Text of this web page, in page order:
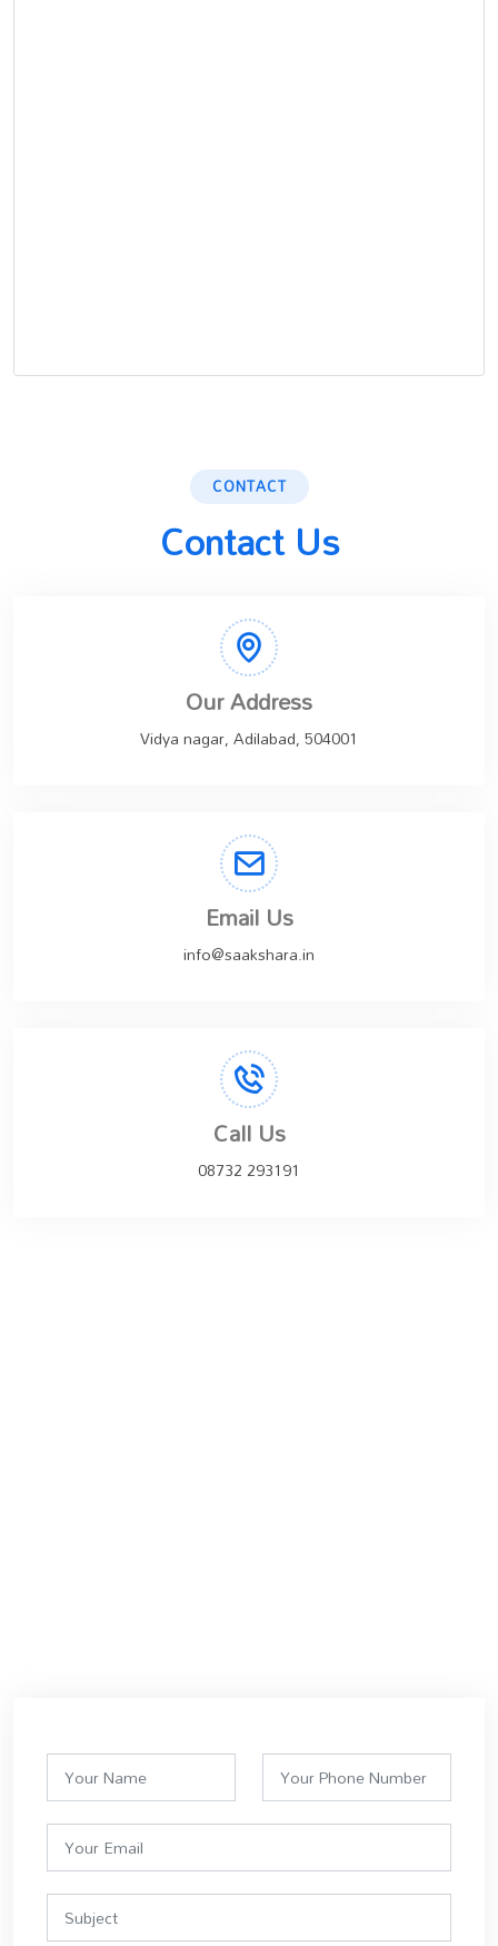
CONTACT
Contact Us
Our Address
Vidya nagar, Adilabad, 504001
Email Us
info@saakshara.in
Call Us
08732 293191